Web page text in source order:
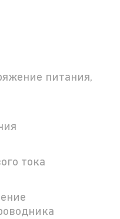
питания,
тока